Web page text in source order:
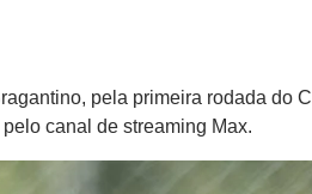
pela primeira rodada
canal de streaming Max.